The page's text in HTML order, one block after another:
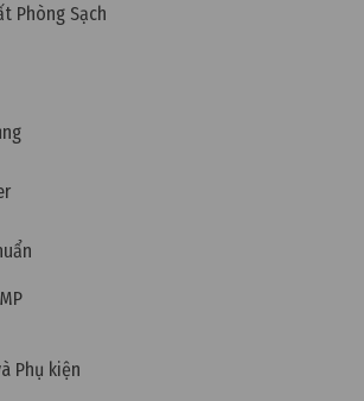
Phòng Sạch
Phụ kiện